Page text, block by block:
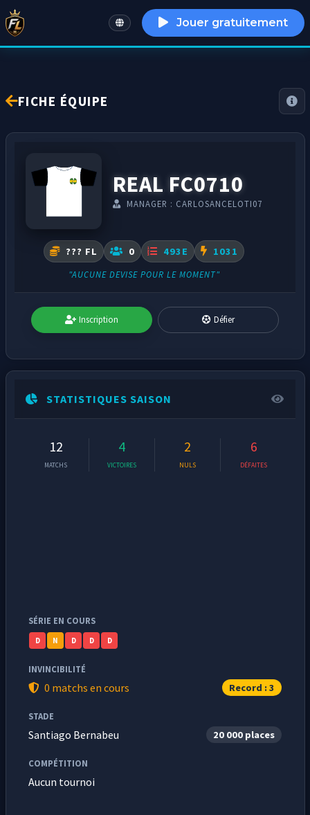
English Jouer gratuitement
FICHE ÉQUIPE
REAL FC0710
MANAGER : CARLOSANCELOTI07
??? FL 0 493E 1031
"AUCUNE DEVISE POUR LE MOMENT"
Inscription Défier
STATISTIQUES SAISON
12
MATCHS
4
VICTOIRES
2
NULS
6
DÉFAITES
SÉRIE EN COURS
D N D D D
INVINCIBILITÉ
0 matchs en cours Record : 3
STADE
Santiago Bernabeu 20 000 places
COMPÉTITION
Aucun tournoi